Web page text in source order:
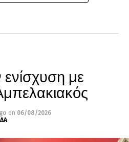
ενίσχυση με
on 06/08/2026